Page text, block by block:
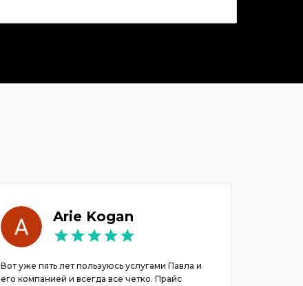
Arie Kogan
Вот уже пять лет пользуюсь услугами Павла и
его компанией и всегда все четко. Прайс